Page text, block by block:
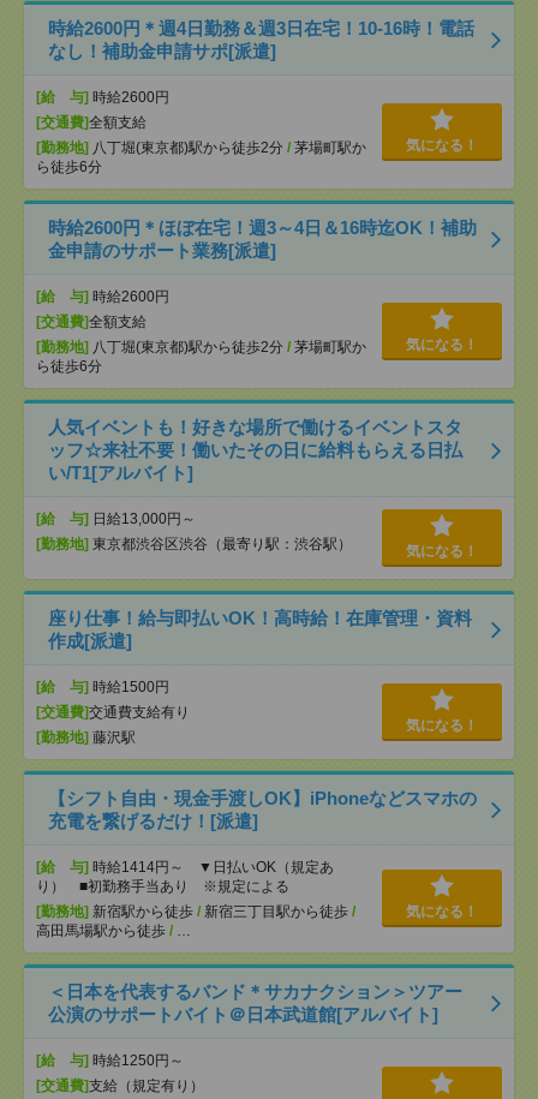
時給2600円＊週4日勤務＆週3日在宅！10-16時！電話
なし！補助金申請サポ[派遣]
[給 与] 時給2600円
[交通費]全額支給
[勤務地] 八丁堀(東京都)駅から徒歩2分 / 茅場町駅か
ら徒歩6分
気になる！
時給2600円＊ほぼ在宅！週3～4日＆16時迄OK！補助
金申請のサポート業務[派遣]
[給 与] 時給2600円
[交通費]全額支給
[勤務地] 八丁堀(東京都)駅から徒歩2分 / 茅場町駅か
ら徒歩6分
気になる！
人気イベントも！好きな場所で働けるイベントスタ
ッフ☆来社不要！働いたその日に給料もらえる日払
い/T1[アルバイト]
[給 与] 日給13,000円～
[勤務地] 東京都渋谷区渋谷（最寄り駅：渋谷駅） 気になる！
座り仕事！給与即払いOK！高時給！在庫管理・資料
作成[派遣]
[給 与] 時給1500円
[交通費]交通費支給有り
[勤務地] 藤沢駅
気になる！
【シフト自由・現金手渡しOK】iPhoneなどスマホの
充電を繋げるだけ！[派遣]
[給 与] 時給1414円～ ▼日払いOK（規定あ
り） ■初勤務手当あり ※規定による
[勤務地] 新宿駅から徒歩 / 新宿三丁目駅から徒歩 /
高田馬場駅から徒歩 / …
気になる！
＜日本を代表するバンド＊サカナクション＞ツアー
公演のサポートバイト＠日本武道館[アルバイト]
[給 与] 時給1250円～
[交通費]支給（規定有り）